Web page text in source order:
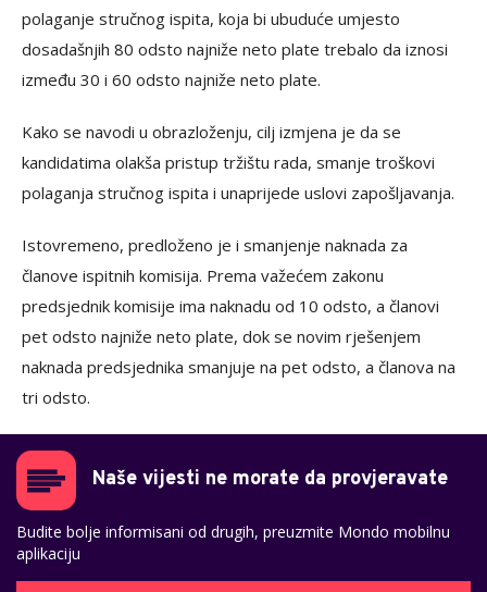
polaganje stručnog ispita, koja bi ubuduće umjesto
dosadašnjih 80 odsto najniže neto plate trebalo da iznosi
između 30 i 60 odsto najniže neto plate.
Kako se navodi u obrazloženju, cilj izmjena je da se
kandidatima olakša pristup tržištu rada, smanje troškovi
polaganja stručnog ispita i unaprijede uslovi zapošljavanja.
Istovremeno, predloženo je i smanjenje naknada za
članove ispitnih komisija. Prema važećem zakonu
predsjednik komisije ima naknadu od 10 odsto, a članovi
pet odsto najniže neto plate, dok se novim rješenjem
naknada predsjednika smanjuje na pet odsto, a članova na
tri odsto.
Naše vijesti ne morate da provjeravate
Budite bolje informisani od drugih, preuzmite Mondo mobilnu
aplikaciju